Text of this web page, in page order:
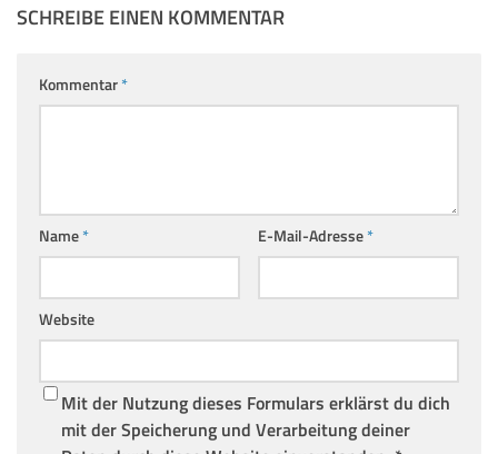
SCHREIBE EINEN KOMMENTAR
Kommentar*
Name* E-Mail-Adresse*
Website
Mit der Nutzung dieses Formulars erklärst du dich
mit der Speicherung und Verarbeitung deiner